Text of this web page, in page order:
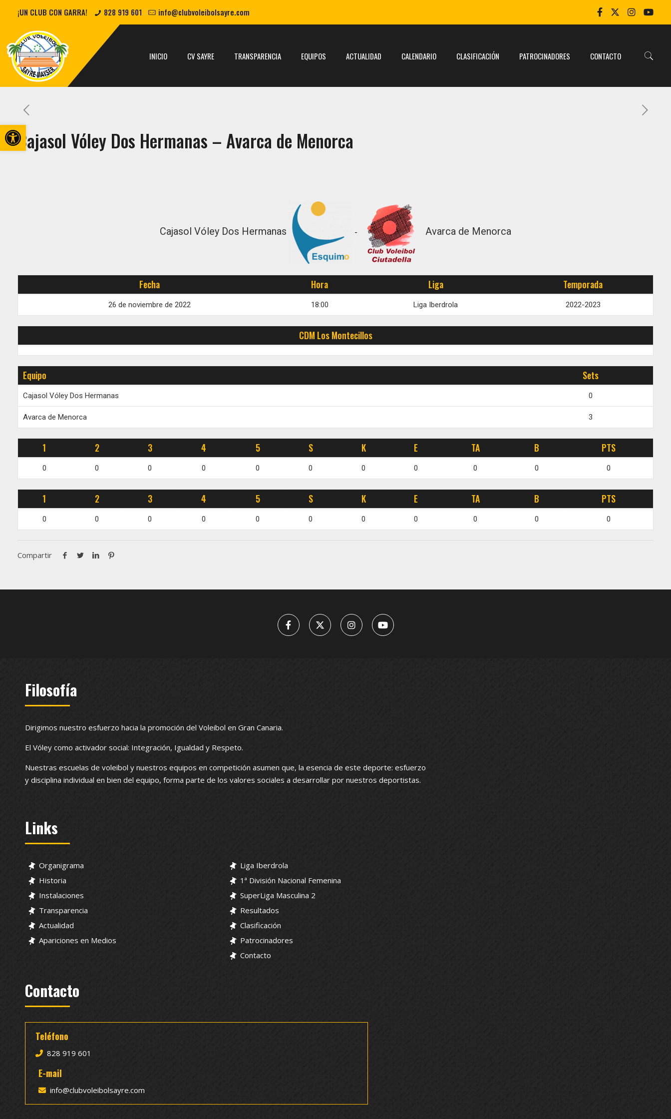
Abrir barra de herramientas
¡UN CLUB CON GARRA! 828 919 601 info@clubvoleibolsayre.com
INICIO CV SAYRE TRANSPARENCIA EQUIPOS ACTUALIDAD CALENDARIO CLASIFICACIÓN PATROCINADORES CONTACTO
Cajasol Vóley Dos Hermanas – Avarca de Menorca
Cajasol Vóley Dos Hermanas - Avarca de Menorca
Fecha Hora Liga Temporada
26 de noviembre de 2022 18:00 Liga Iberdrola 2022-2023
CDM Los Montecillos
Equipo Sets
Cajasol Vóley Dos Hermanas 0
Avarca de Menorca 3
1 2 3 4 5 S K E TA B PTS
0 0 0 0 0 0 0 0 0 0 0
1 2 3 4 5 S K E TA B PTS
0 0 0 0 0 0 0 0 0 0 0
Compartir
Filosofía
Dirigimos nuestro esfuerzo hacia la promoción del Voleibol en Gran Canaria.
El Vóley como activador social: Integración, Igualdad y Respeto.
Nuestras escuelas de voleibol y nuestros equipos en competición asumen que, la esencia de este deporte: esfuerzo
y disciplina individual en bien del equipo, forma parte de los valores sociales a desarrollar por nuestros deportistas.
Links
Organigrama
Historia
Instalaciones
Transparencia
Actualidad
Apariciones en Medios
Liga Iberdrola
1ª División Nacional Femenina
SuperLiga Masculina 2
Resultados
Clasificación
Patrocinadores
Contacto
Contacto
Teléfono
828 919 601
E-mail
info@clubvoleibolsayre.com